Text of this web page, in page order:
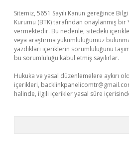
Sitemiz, 5651 Sayılı Kanun gereğince
Kurumu (BTK) tarafından onaylanmış bir
vermektedir. Bu nedenle, sitedeki
veya araştırma yükümlülüğümüz
yazdıkları içeriklerin sorumluluğunu
bu sorumluluğu kabul etmiş sayılırlar.
Hukuka ve yasal düzenlemelere aykırı
içerikleri,
halinde, ilgili içerikler yasal süre